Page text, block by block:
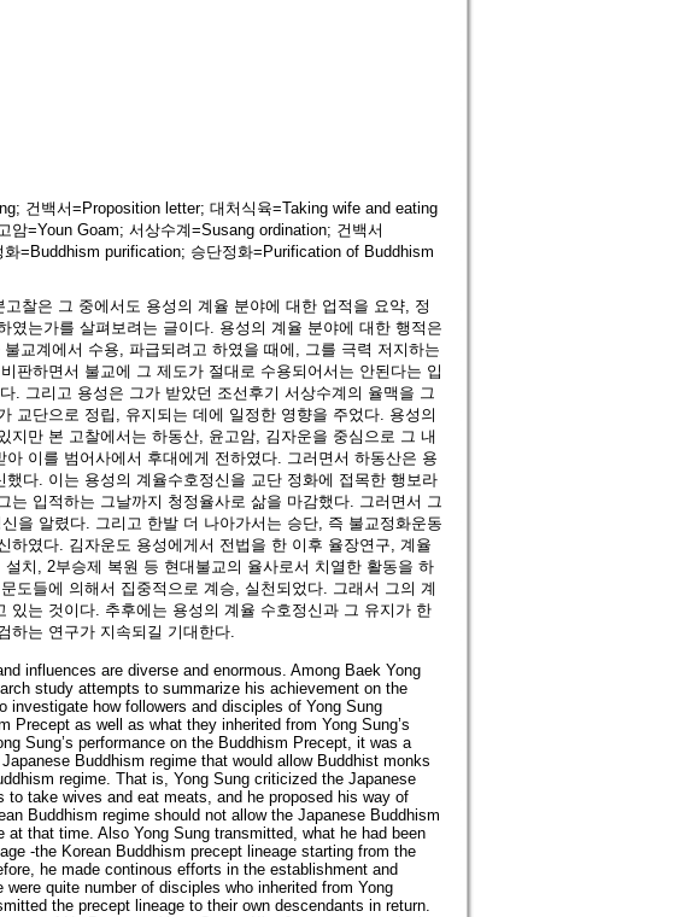
건백서=Proposition letter; 대처식육=Taking wife and eating
=Youn Goam; 서상수계=Susang ordination; 건백서
=Buddhism purification; 승단정화=Purification of Buddhism
찰은 그 중에서도 용성의 계율 분야에 대한 업적을 요약, 정
였는가를 살펴보려는 글이다. 용성의 계율 분야에 대한 행적은
교계에서 수용, 파급되려고 하였을 때에, 그를 극력 저지하는
판하면서 불교에 그 제도가 절대로 수용되어서는 안된다는 입
. 그리고 용성은 그가 받았던 조선후기 서상수계의 율맥을 그
교단으로 정립, 유지되는 데에 일정한 영향을 주었다. 용성의
만 본 고찰에서는 하동산, 윤고암, 김자운을 중심으로 그 내
이를 범어사에서 후대에게 전하였다. 그러면서 하동산은 용
다. 이는 용성의 계율수호정신을 교단 정화에 접목한 행보라
입적하는 그날까지 청정율사로 삶을 마감했다. 그러면서 그
을 알렸다. 그리고 한발 더 나아가서는 승단, 즉 불교정화운동
하였다. 김자운도 용성에게서 전법을 한 이후 율장연구, 계율
치, 2부승제 복원 등 현대불교의 율사로서 치열한 활동을 하
도들에 의해서 집중적으로 계승, 실천되었다. 그래서 그의 계
있는 것이다. 추후에는 용성의 계율 수호정신과 그 유지가 한
하는 연구가 지속되길 기대한다.
influences are diverse and enormous. Among Baek Yong
study attempts to summarize his achievement on the
how followers and disciples of Yong Sung
Precept as well as what they inherited from Yong Sung’s
Sung’s performance on the Buddhism Precept, it was a
Buddhism regime that would allow Buddhist monks
regime. That is, Yong Sung criticized the Japanese
to take wives and eat meats, and he proposed his way of
Buddhism regime should not allow the Japanese Buddhism
that time. Also Yong Sung transmitted, what he had been
-the Korean Buddhism precept lineage starting from the
he made continous efforts in the establishment and
quite number of disciples who inherited from Yong
the precept lineage to their own descendants in return.